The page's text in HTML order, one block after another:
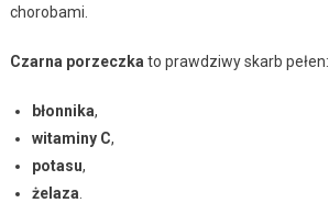
chorobami.
Czarna porzeczka to prawdziwy skarb pełen:
błonnika,
witaminy C,
potasu,
żelaza